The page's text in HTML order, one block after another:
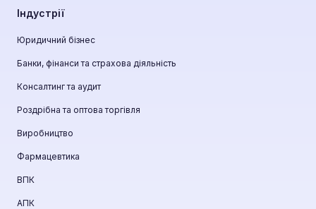
Індустрії
Юридичний бізнес
Банки, фінанси та страхова діяльність
Консалтинг та аудит
Роздрібна та оптова торгівля
Виробництво
Фармацевтика
ВПК
АПК